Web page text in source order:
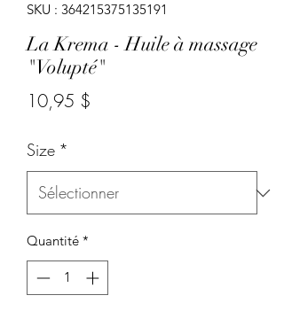
SKU : 364215375135191
La Krema - Huile à massage
"Volupté"
10,95 $
Size *
Quantité *